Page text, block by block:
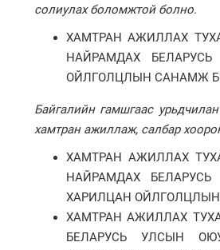
солиулах боломжтой болно.
ХАМТРАН АЖИЛЛАХ
НАЙРАМДАХ
ОЙЛГОЛЦЛЫН САНАМЖ
Байгалийн гамшгаас
хамтран ажиллаж, салбар
ХАМТРАН АЖИЛЛАХ
НАЙРАМДАХ
ХАРИЛЦАН
ХАМТРАН АЖИЛЛАХ
БЕЛАРУСЬ УЛСЫН